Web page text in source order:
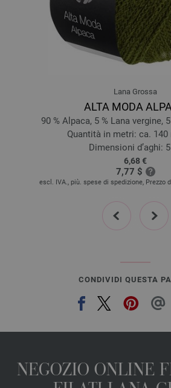
Lana Grossa
ALTA MODA
90 % Alpaca, 5 % Lana vergine,
Quantità in metri: ca. 140
Dimensioni d’aghi:
6,68 €
7,77 $
escl. IVA., più. spese di spedizione, Prezzo
prev next
CONDIVIDI QUESTA
NEGOZIO ONLINE